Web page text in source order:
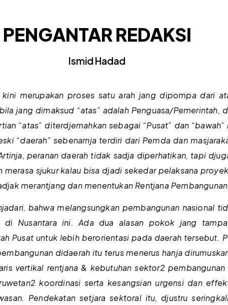
PENGANTAR REDAKSI
Ismid Hadad
kini merupakan proses satu arah jang dipompa dari
jang dimaksud “atas” adalah Penguasa/Pemerintah,
“atas” diterdjemahkan sebagai “Pusat” dan
“daerah” sebenarnja terdiri dari Pemda dan
peranan daerah tidak sadja diperhatikan, tapi
sjukur kalau bisa djadi sekedar pelaksana
merantjang dan menentukan Rentjana
bahwa melangsungkan pembangunan nasional
di Nusantara ini. Ada dua alasan pokok jang
Pusat untuk lebih berorientasi pada daerah tersebut.
didaerah itu terus menerus hanja
vertikal rentjana & kebutuhan sektor2
koordinasi serta kesangsian urgensi dan
Pendekatan setjara sektoral itu, djustru